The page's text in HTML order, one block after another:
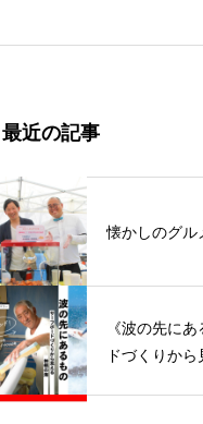
第16回かみ
開催されま
最近の記事
懐かしのグル
《波の先に
ドづくりか